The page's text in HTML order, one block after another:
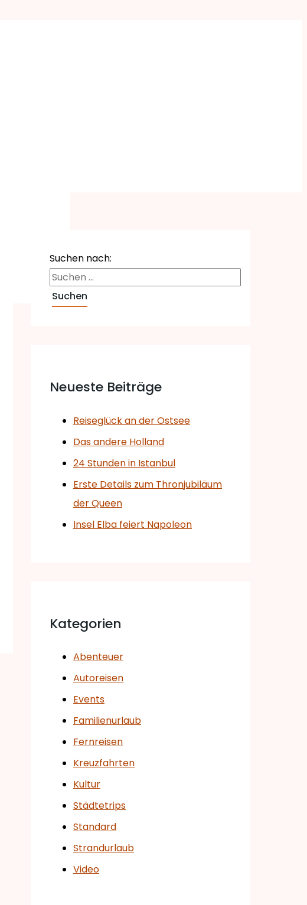
Suchen nach:
Neueste Beiträge
Reiseglück an der Ostsee
Das andere Holland
24 Stunden in Istanbul
Erste Details zum Thronjubiläum
der Queen
Insel Elba feiert Napoleon
Kategorien
Abenteuer
Autoreisen
Events
Familienurlaub
Fernreisen
Kreuzfahrten
Kultur
Städtetrips
Standard
Strandurlaub
Video